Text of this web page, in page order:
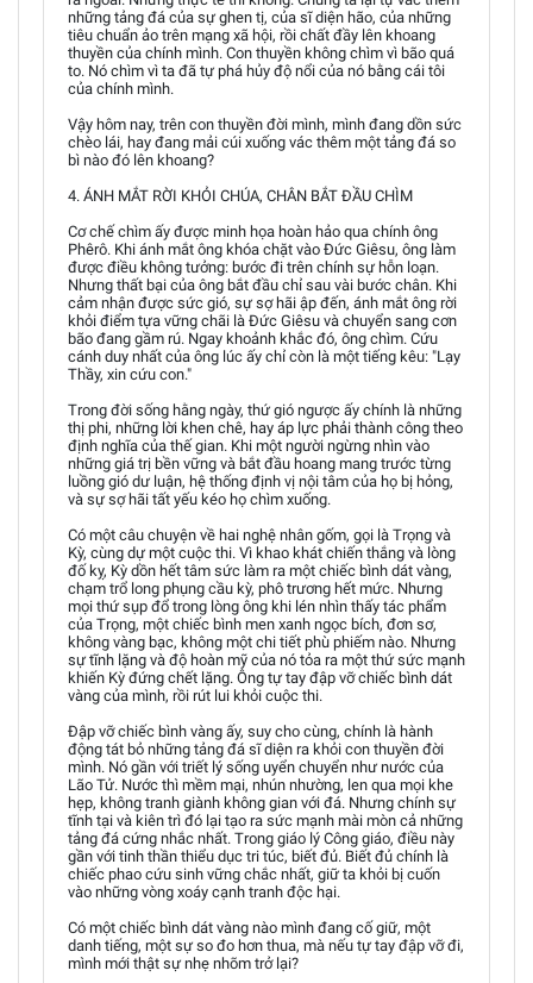
những tảng đá của sự ghen tị, của sĩ diện hão, của những
tiêu chuẩn ảo trên mạng xã hội, rồi chất đầy lên khoang
thuyền của chính mình. Con thuyền không chìm vì bão quá
to. Nó chìm vì ta đã tự phá hủy độ nổi của nó bằng cái tôi
của chính mình.
Vậy hôm nay, trên con thuyền đời mình, mình đang dồn sức
chèo lái, hay đang mải cúi xuống vác thêm một tảng đá so
bì nào đó lên khoang?
4. ÁNH MẮT RỜI KHỎI CHÚA, CHÂN BẮT ĐẦU CHÌM
Cơ chế chìm ấy được minh họa hoàn hảo qua chính ông
Phêrô. Khi ánh mắt ông khóa chặt vào Đức Giêsu, ông làm
được điều không tưởng: bước đi trên chính sự hỗn loạn.
Nhưng thất bại của ông bắt đầu chỉ sau vài bước chân. Khi
cảm nhận được sức gió, sự sợ hãi ập đến, ánh mắt ông rời
khỏi điểm tựa vững chãi là Đức Giêsu và chuyển sang cơn
bão đang gầm rú. Ngay khoảnh khắc đó, ông chìm. Cứu
cánh duy nhất của ông lúc ấy chỉ còn là một tiếng kêu: "Lạy
Thầy, xin cứu con."
Trong đời sống hằng ngày, thứ gió ngược ấy chính là những
thị phi, những lời khen chê, hay áp lực phải thành công theo
định nghĩa của thế gian. Khi một người ngừng nhìn vào
những giá trị bền vững và bắt đầu hoang mang trước từng
luồng gió dư luận, hệ thống định vị nội tâm của họ bị hỏng,
và sự sợ hãi tất yếu kéo họ chìm xuống.
Có một câu chuyện về hai nghệ nhân gốm, gọi là Trọng và
Kỳ, cùng dự một cuộc thi. Vì khao khát chiến thắng và lòng
đố kỵ, Kỳ dồn hết tâm sức làm ra một chiếc bình dát vàng,
chạm trổ long phụng cầu kỳ, phô trương hết mức. Nhưng
mọi thứ sụp đổ trong lòng ông khi lén nhìn thấy tác phẩm
của Trọng, một chiếc bình men xanh ngọc bích, đơn sơ,
không vàng bạc, không một chi tiết phù phiếm nào. Nhưng
sự tĩnh lặng và độ hoàn mỹ của nó tỏa ra một thứ sức mạnh
khiến Kỳ đứng chết lặng. Ông tự tay đập vỡ chiếc bình dát
vàng của mình, rồi rút lui khỏi cuộc thi.
Đập vỡ chiếc bình vàng ấy, suy cho cùng, chính là hành
động tát bỏ những tảng đá sĩ diện ra khỏi con thuyền đời
mình. Nó gần với triết lý sống uyển chuyển như nước của
Lão Tử. Nước thì mềm mại, nhún nhường, len qua mọi khe
hẹp, không tranh giành không gian với đá. Nhưng chính sự
tĩnh tại và kiên trì đó lại tạo ra sức mạnh mài mòn cả những
tảng đá cứng nhắc nhất. Trong giáo lý Công giáo, điều này
gần với tinh thần thiểu dục tri túc, biết đủ. Biết đủ chính là
chiếc phao cứu sinh vững chắc nhất, giữ ta khỏi bị cuốn
vào những vòng xoáy cạnh tranh độc hại.
Có một chiếc bình dát vàng nào mình đang cố giữ, một
danh tiếng, một sự so đo hơn thua, mà nếu tự tay đập vỡ đi,
mình mới thật sự nhẹ nhõm trở lại?